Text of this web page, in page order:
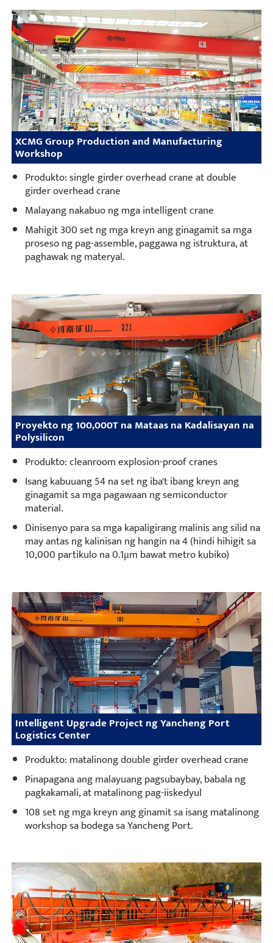
XCMG Group Production and Manufacturing
Workshop
Produkto: single girder overhead crane at double
girder overhead crane
Malayang nakabuo ng mga intelligent crane
Mahigit 300 set ng mga kreyn ang ginagamit sa mga
proseso ng pag-assemble, paggawa ng istruktura, at
paghawak ng materyal.
Proyekto ng 100,000T na Mataas na Kadalisayan na
Polysilicon
Produkto: cleanroom explosion-proof cranes
Isang kabuuang 54 na set ng iba't ibang kreyn ang
ginagamit sa mga pagawaan ng semiconductor
material.
Dinisenyo para sa mga kapaligirang malinis ang silid na
may antas ng kalinisan ng hangin na 4 (hindi hihigit sa
10,000 partikulo na 0.1μm bawat metro kubiko)
Intelligent Upgrade Project ng Yancheng Port
Logistics Center
Produkto: matalinong double girder overhead crane
Pinapagana ang malayuang pagsubaybay, babala ng
pagkakamali, at matalinong pag-iiskedyul
108 set ng mga kreyn ang ginamit sa isang matalinong
workshop sa bodega sa Yancheng Port.